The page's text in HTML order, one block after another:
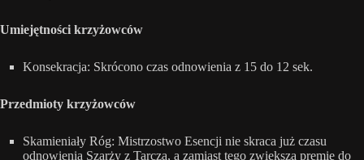
Umiejętności krzyżowców
Konsekracja: Skrócono czas odnowienia z 15 do 12 sek.
Przedmioty krzyżowców
Skamieniały Róg: Mistrzostwo Esencji nie skraca już czasu
odnowienia Szarży z Tarczą, a zamiast tego zwiększa premię do